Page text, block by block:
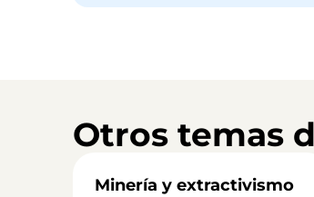
Otros temas
Minería y extractivismo